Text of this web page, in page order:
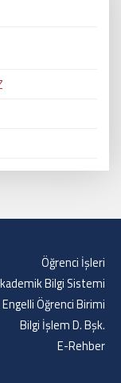
Öğrenci İşleri
Bilgi Sistemi
Engelli Öğrenci Birimi
Bilgi İşlem D. Bşk.
E-Rehber